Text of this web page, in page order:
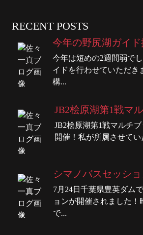
RECENT POSTS
今年の野尻湖ガイド
今年は短めの2週間弱で
イドを行わせていただき
構...
JB2桧原湖第1戦マ
JB2桧原湖第1戦マルチ
開催！私が所属させて
シマノバスセッシ
7月24日千葉県豊英ダム
ョンが開催されました！
で...